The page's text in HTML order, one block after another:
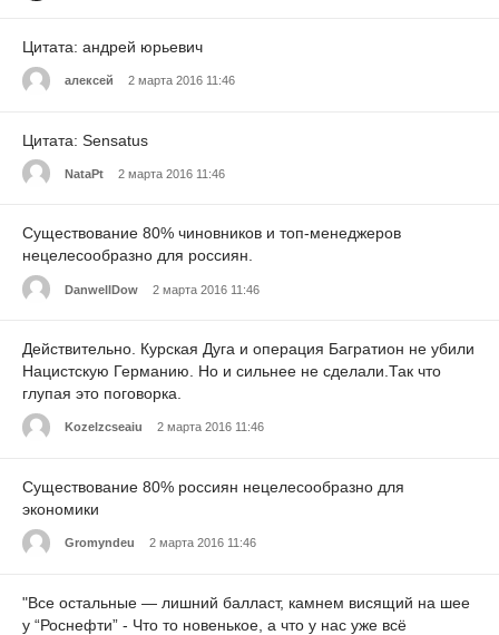
Цитата: андрей юрьевич
алексей 2 марта 2016 11:46
Цитата: Sensatus
NataPt 2 марта 2016 11:46
Существование 80% чиновников и топ-менеджеров
нецелесообразно для россиян.
DanwellDow 2 марта 2016 11:46
Действительно. Курская Дуга и операция Багратион не убили
Нацистскую Германию. Но и сильнее не сделали.Так что
глупая это поговорка.
Kozelzcseaiu 2 марта 2016 11:46
Существование 80% россиян нецелесообразно для
экономики
Gromyndeu 2 марта 2016 11:46
"Все остальные — лишний балласт, камнем висящий на шее
у “Роснефти” - Что то новенькое, а что у нас уже всё